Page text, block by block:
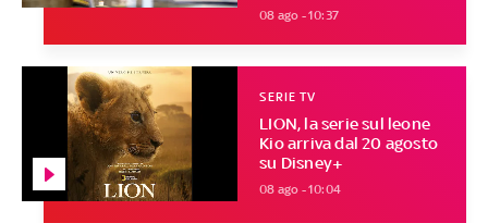
08 ago - 10:37
LION, la serie sul leone
Kio arriva dal 20 agosto
su Disney+
SERIE TV
08 ago - 10:04